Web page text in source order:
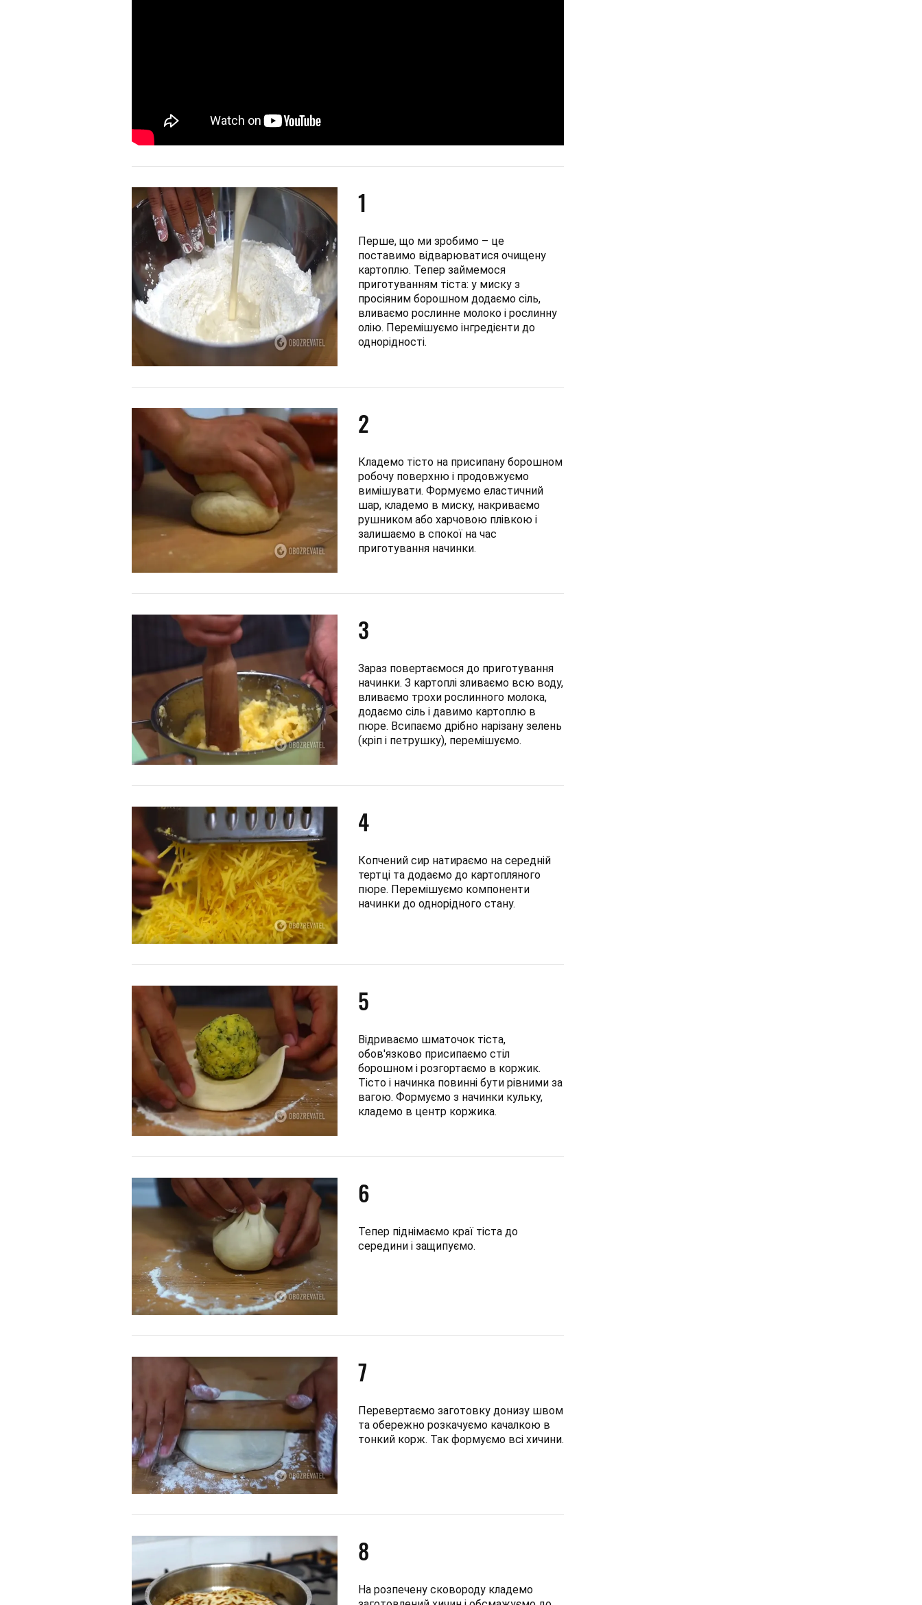
1
Перше, що ми зробимо – це
поставимо відварюватися очищену
картоплю. Тепер займемося
приготуванням тіста: у миску з
просіяним борошном додаємо сіль,
вливаємо рослинне молоко і рослинну
олію. Перемішуємо інгредієнти до
однорідності.
2
Кладемо тісто на присипану борошном
робочу поверхню і продовжуємо
вимішувати. Формуємо еластичний
шар, кладемо в миску, накриваємо
рушником або харчовою плівкою і
залишаємо в спокої на час
приготування начинки.
3
Зараз повертаємося до приготування
начинки. З картоплі зливаємо всю воду,
вливаємо трохи рослинного молока,
додаємо сіль і давимо картоплю в
пюре. Всипаємо дрібно нарізану зелень
(кріп і петрушку), перемішуємо.
4
Копчений сир натираємо на середній
тертці та додаємо до картопляного
пюре. Перемішуємо компоненти
начинки до однорідного стану.
5
Відриваємо шматочок тіста,
обов'язково присипаємо стіл
борошном і розгортаємо в коржик.
Тісто і начинка повинні бути рівними за
вагою. Формуємо з начинки кульку,
кладемо в центр коржика.
6
Тепер піднімаємо краї тіста до
середини і защипуємо.
7
Перевертаємо заготовку донизу швом
та обережно розкачуємо качалкою в
тонкий корж. Так формуємо всі хичини.
8
На розпечену сковороду кладемо